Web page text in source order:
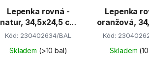
Lepenka rovná -
natur, 34,5x24,5 cm
(E-Welle)
Kód: 230402634/BAL
Skladem (>10 bal)
Lepenka
oranžová,
cm (E-
Kód:
Skladem